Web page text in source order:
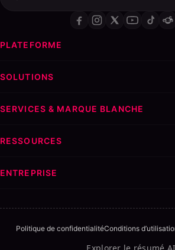
PLATEFORME
SOLUTIONS
SERVICES & MARQUE BLANCHE
RESSOURCES
ENTREPRISE
Politique de confidentialitéConditions